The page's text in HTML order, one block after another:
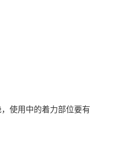
使用中的着力部位要有